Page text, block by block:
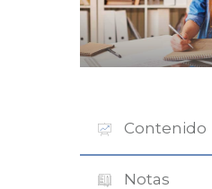
Contenido
Notas